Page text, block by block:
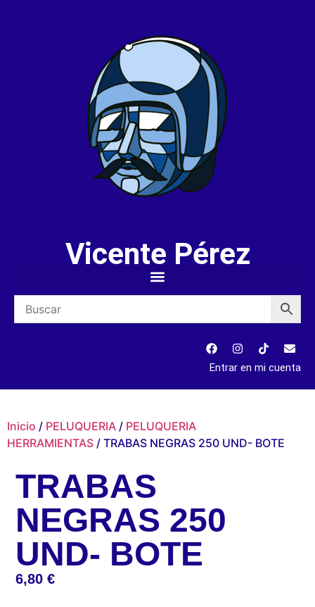
Vicente Pérez
Entrar en mi cuenta
Inicio / PELUQUERIA / PELUQUERIA
HERRAMIENTAS / TRABAS NEGRAS 250 UND- BOTE
TRABAS
NEGRAS 250
UND- BOTE
6,80€